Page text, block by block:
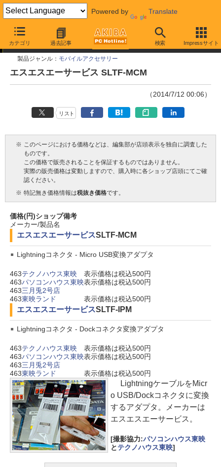
Powered by Translate
カテゴリ 過去記事 検索 Impressサイト
今週見つけた新製品
製品ジャンル： モバイルアクセサリー
エスエスエーサービス SLTF-MCM
（2014/7/12 00:06）
リスト
※ このページにおける価格などは、編集部が店頭表示を独自に調査した
ものです。
この価格で販売されることを保証するものではありません。
実際の販売価格は変動しますので、購入時に各ショップ店頭にてご確
認ください。
※ 特記無き価格情報は税抜き価格です。
価格(円)ショップ備考
メーカー/製品名
エスエスエーサービスSLTF-MCM
Lightningコネクタ - Micro USB変換アダプタ
463テクノハウス東映
表示価格は税込500円
463パソコンハウス東映表示価格は税込500円
463三月兎2号店
463東映ランド 表示価格は税込500円
エスエスエーサービスSLTF-IPM
Lightningコネクタ - Dockコネクタ変換アダプタ
463テクノハウス東映
表示価格は税込500円
463パソコンハウス東映表示価格は税込500円
463三月兎2号店
463東映ランド 表示価格は税込500円
LightningケーブルをMicr
o USB/Dockコネクタに変換
するアダプタ。メーカーは
エスエスエーサービス。
[撮影協力:パソコンハウス東映
とテクノハウス東映]